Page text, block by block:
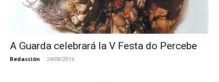
A Guarda celebrará la V Festa do Percebe
Redacción - 24/08/2016